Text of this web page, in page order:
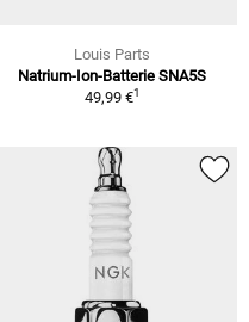
Louis Parts
Natrium-Ion-Batterie SNA5S
49,99 €1